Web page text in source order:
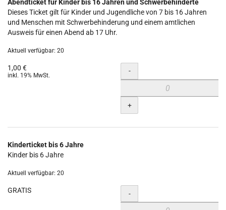
Abendticket für Kinder bis 16 Jahren und Schwerbehinderte
Dieses Ticket gilt für Kinder und Jugendliche von 7 bis 16 Jahren
und Menschen mit Schwerbehinderung und einem amtlichen
Ausweis für einen Abend ab 17 Uhr.
Aktuell verfügbar: 20
1,00 €
inkl. 19% MwSt. Menge
-
+
Kinderticket bis 6 Jahre
Kinder bis 6 Jahre
Aktuell verfügbar: 20
GRATIS Menge
-